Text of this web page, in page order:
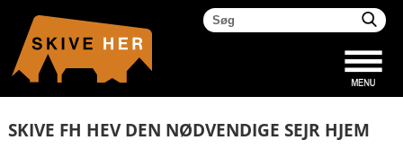
SKIVE FH HEV DEN NØDVENDIGE SEJR HJEM